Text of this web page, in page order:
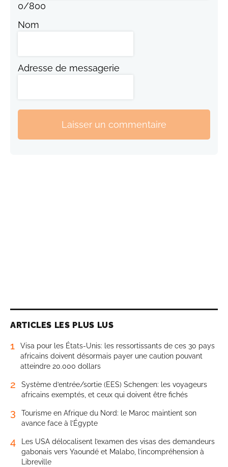
0/800
Nom
Adresse de messagerie
Laisser un commentaire
ARTICLES LES PLUS LUS
1
Visa pour les États-Unis: les ressortissants de ces 30 pays
africains doivent désormais payer une caution pouvant
atteindre 20.000 dollars
2
Système d’entrée/sortie (EES) Schengen: les voyageurs
africains exemptés, et ceux qui doivent être fichés
3
Tourisme en Afrique du Nord: le Maroc maintient son
avance face à l’Égypte
4
Les USA délocalisent l’examen des visas des demandeurs
gabonais vers Yaoundé et Malabo, l’incompréhension à
Libreville